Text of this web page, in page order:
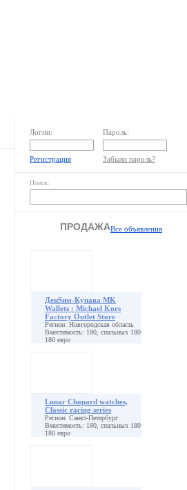
Логин: Пароль:
Регистрация Забыли пароль?
Поиск:
ПРОДАЖАВсе объявления
ДенSим-Купава MK
Wallets : Michael Kors
Factory Outlet Store
Регион: Новгородская область
Вместимость: 180, спальных 180
180 евро
Lunar Chopard watches,
Classic racing series
Регион: Санкт-Петербург
Вместимость: 180, спальных 180
180 евро